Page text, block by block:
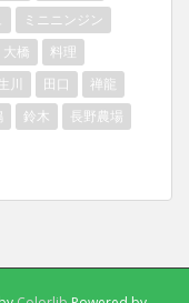
ミニニンジン
大橋
料理
川 田口
禅龍
鈴木
長野農場